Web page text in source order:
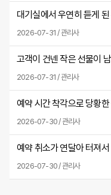
대기실에서 우연히 듣게
2026-07-31 / 관리사
고객이 건넨 작은 선물이
2026-07-31 / 관리사
예약 시간 착각으로 당황
2026-07-30 / 관리사
예약 취소가 연달아 터져
2026-07-30 / 관리사